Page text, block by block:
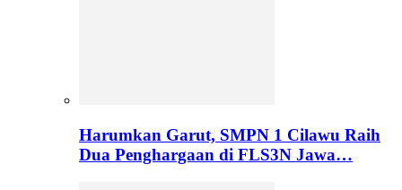
Harumkan Garut, SMPN 1 Cilawu Raih
Dua Penghargaan di FLS3N Jawa…